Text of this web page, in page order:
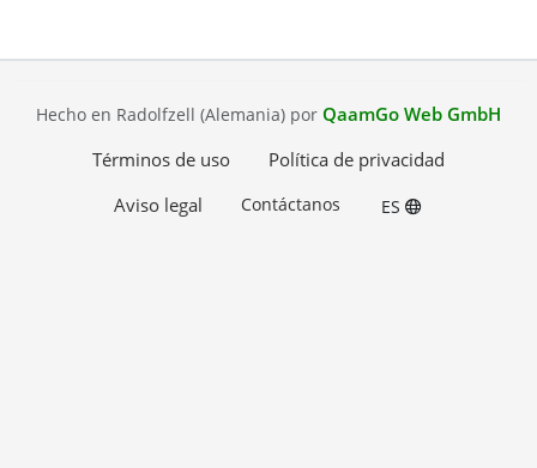
Hecho en Radolfzell (Alemania) por QaamGo Web GmbH
Términos de uso
Política de privacidad
Aviso legal
Contáctanos ES